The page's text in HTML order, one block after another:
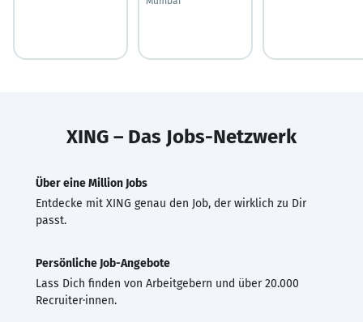
XING – Das Jobs-Netzwerk
Über eine Million Jobs
Entdecke mit XING genau den Job, der wirklich zu Dir
passt.
Persönliche Job-Angebote
Lass Dich finden von Arbeitgebern und über 20.000
Recruiter·innen.